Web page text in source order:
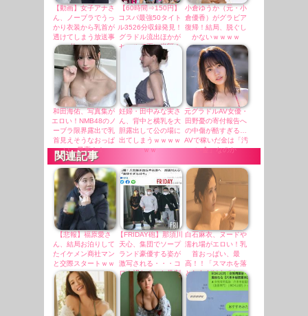
【動画】女子アナさ
ん、ノーブラでうっ
かり衣装から乳首が
透けてしまう放送事
故ｗｗｗ
【60時間⇒150円】
コスパ最強50タイト
ル3526分収録発見！
グラドル流出ほかが
セールで更に半額！
小倉ゆうか（元・小
倉優香）がグラビア
復帰！結局、脱ぐし
かないｗｗｗｗ
和田海佑、写真集が
エロい！NMB48のノ
ーブラ限界露出で乳
首見えそうなおっぱ
い、最高！！
妊婦・田中みな実さ
ん、背中と横乳を大
胆露出して公の場に
出てしまうｗｗｗｗ
ｗｗ
元グラドルAV女優・
田野憂の寄付報告へ
の中傷が酷すぎる…
AVで稼いだ金は「汚
い金」なのか
関連記事
【悲報】福原愛さ
ん、結局お泊りして
たイケメン商社マン
と交際スタートｗｗ
ｗ
【FRIDAY砲】那須川
天心、集団でソープ
ランド豪優する姿が
激写される・・・コ
ロナ禍なのにと批判
殺到・・・
白石麻衣、ヌードや
濡れ場がエロい！乳
首おっぱい、最
高！！「スマホを落
としただけなのに」
濡れ場レイプ